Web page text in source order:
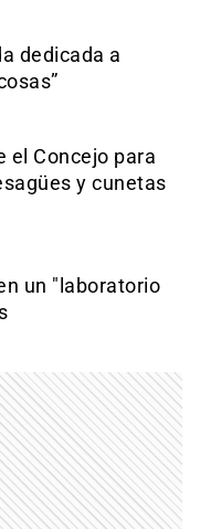
dedicada a
el Concejo para
y cunetas
un "laboratorio